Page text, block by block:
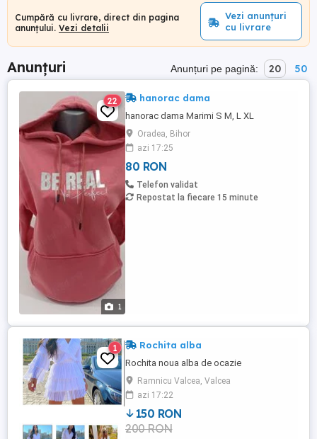
Cumpără cu livrare, direct din pagina
anunțului. Vezi detalii
Vezi anunțuri
cu livrare
Anunțuri Anunțuri pe pagină: 20 50
1
22 hanorac dama
hanorac dama Marimi S M, L XL
Oradea, Bihor
azi 17:25
80 RON
Telefon validat
Repostat la fiecare 15 minute
1 Rochita alba
Rochita noua alba de ocazie
Ramnicu Valcea, Valcea
azi 17:22
150 RON
200 RON